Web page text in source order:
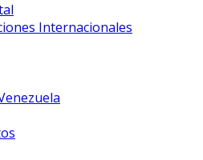
Internacionales